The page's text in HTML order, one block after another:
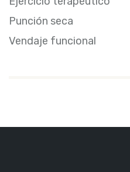
Punción seca
Vendaje funcional